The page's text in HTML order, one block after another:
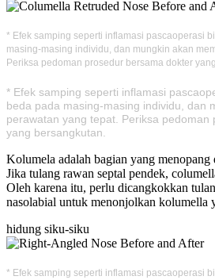
* Efek samping seperti inflamasi pascaoperasi
masing-masing individu, dan mungkin akan
Periksa pedoman prosedur bersama dokter
* Efek samping seperti inflamasi
beda pada masing-masing individu, dan
perawatan yang tepat. Periksa
yang bersangkutan.
Kolumela adalah bagian yang
Jika tulang rawan septal pendek,
Oleh karena itu, perlu dicangkokkan
nasolabial untuk menonjolkan kolumella
hidung siku-siku
* Efek samping seperti inflamasi pascaoperasi